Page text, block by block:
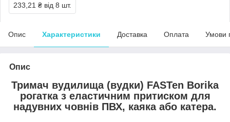
233,21 ₴ від 8 шт.
Опис Характеристики Доставка Оплата Умови
Опис
Тримач вудилища (вудки) FASTen Borika
рогатка з еластичним притиском для
надувних човнів ПВХ, каяка або катера.